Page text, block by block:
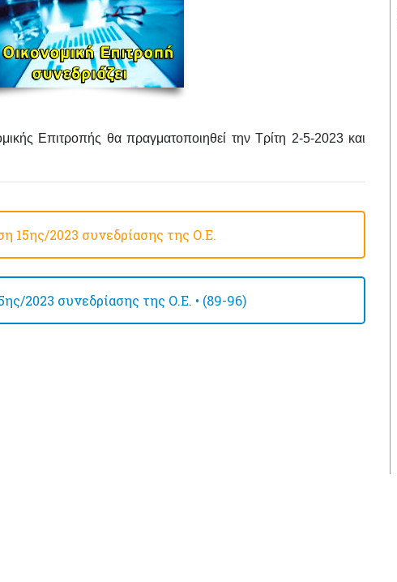
Επιτροπής θα πραγματοποιηθεί τηνΤρίτη 2-5-2023και
15ης/2023 συνεδρίασης της Ο.Ε.
2023 συνεδρίασης της Ο.Ε. • (89-96)